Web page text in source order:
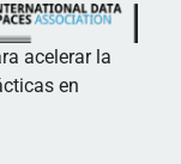
acelerar la
en